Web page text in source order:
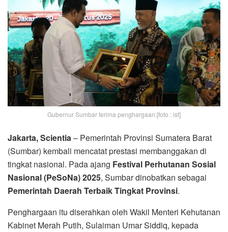
Gubernur Sumbar terima penghargaan.[foto : ist]
Jakarta, Scientia– Pemerintah Provinsi Sumatera Barat
(Sumbar) kembali mencatat prestasi membanggakan di
tingkat nasional. Pada ajang Festival Perhutanan Sosial
Nasional (PeSoNa) 2025, Sumbar dinobatkan sebagai
Pemerintah Daerah Terbaik Tingkat Provinsi.
Penghargaan itu diserahkan oleh Wakil Menteri Kehutanan
Kabinet Merah Putih, Sulaiman Umar Siddiq, kepada